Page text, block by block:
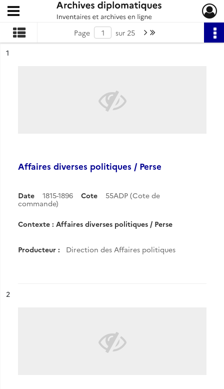
Archives diplomatiques
Ouvrir le menu déroulant
Page sur 25 Page suivante : 1/25
n°
1
Affaires diverses politiques / Perse
Date 1815-1896 Cote
55ADP (Cote de
commande)
Contexte : Affaires diverses politiques / Perse
Producteur : Direction des Affaires politiques
n°
2